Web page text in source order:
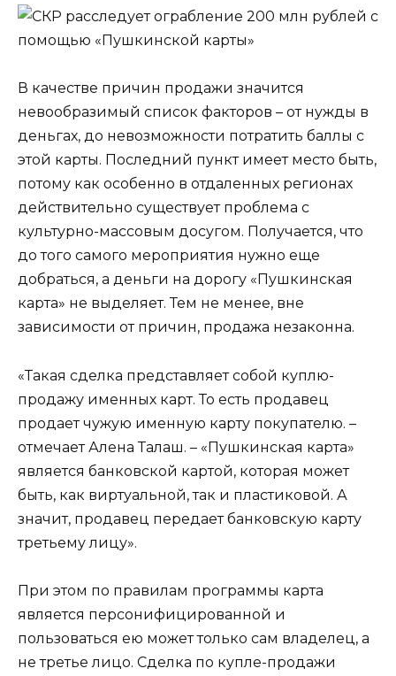
В качестве причин продажи значится
невообразимый список факторов – от нужды в
деньгах, до невозможности потратить баллы с
этой карты. Последний пункт имеет место быть,
потому как особенно в отдаленных регионах
действительно существует проблема с
культурно-массовым досугом. Получается, что
до того самого мероприятия нужно еще
добраться, а деньги на дорогу «Пушкинская
карта» не выделяет. Тем не менее, вне
зависимости от причин, продажа незаконна.
«Такая сделка представляет собой куплю-
продажу именных карт. То есть продавец
продает чужую именную карту покупателю. –
отмечает Алена Талаш. – «Пушкинская карта»
является банковской картой, которая может
быть, как виртуальной, так и пластиковой. А
значит, продавец передает банковскую карту
третьему лицу».
При этом по правилам программы карта
является персонифицированной и
пользоваться ею может только сам владелец, а
не третье лицо. Сделка по купле-продажи